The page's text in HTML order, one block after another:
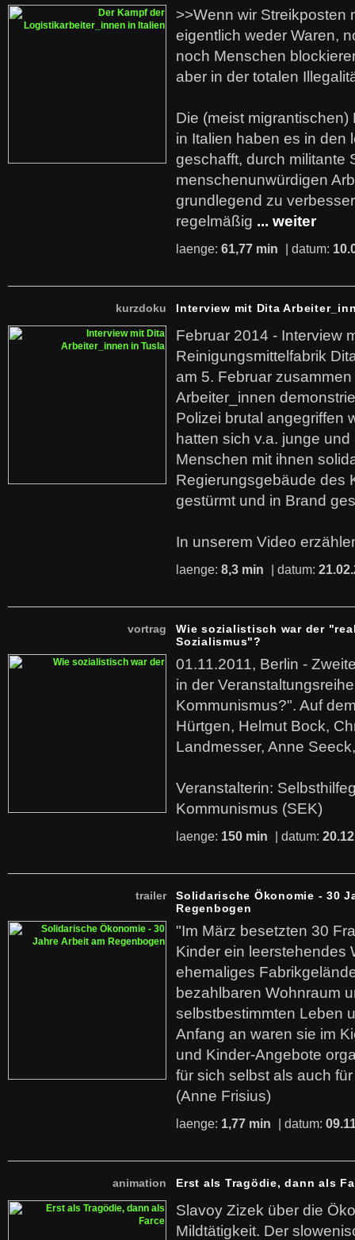
>>Wenn wir Streikposten
eigentlich weder Waren,
noch Menschen
aber in der totalen
Die (meist
in Italien haben es in den
geschafft, durch militante
menschenunwürdigen
grundlegend zu
regelmäßig ... weiter
laenge: 61,77 min | datum:
kurzdoku Interview mit Dita
Februar 2014 - Interview
Reinigungsmittelfabrik
am 5. Februar
Arbeiter_innen
Polizei brutal angegriffen
hatten sich v.a. junge
Menschen mit ihnen
Regierungsgebäude des
gestürmt und in Brand
In unserem Video
laenge: 8,3 min | datum:
vortrag
Wie sozialistisch war der
Sozialismus"?
01.11.2011, Berlin -
in der
Kommunismus?". Auf
Hürtgen, Helmut Bock,
Landmesser, Anne
Veranstalterin:
Kommunismus (SEK)
laenge: 150 min | datum:
trailer
Solidarische Ökonomie - 30
Regenbogen
"Im März besetzten 30
Kinder ein leerstehendes
ehemaliges
bezahlbaren Wohnraum
selbstbestimmten Leben
Anfang an waren sie im
und Kinder-Angebote
für sich selbst als auch
(Anne Frisius)
laenge: 1,77 min | datum:
animation Erst als Tragödie, dann als
Slavoy Zizek über die
Mildtätigkeit. Der